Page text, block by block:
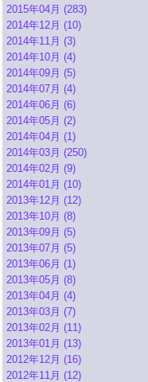
2015年04月 (283)
2014年12月 (10)
2014年11月 (3)
2014年10月 (4)
2014年09月 (5)
2014年07月 (4)
2014年06月 (6)
2014年05月 (2)
2014年04月 (1)
2014年03月 (250)
2014年02月 (9)
2014年01月 (10)
2013年12月 (12)
2013年10月 (8)
2013年09月 (5)
2013年07月 (5)
2013年06月 (1)
2013年05月 (8)
2013年04月 (4)
2013年03月 (7)
2013年02月 (11)
2013年01月 (13)
2012年12月 (16)
2012年11月 (12)